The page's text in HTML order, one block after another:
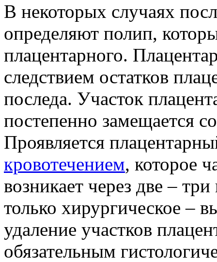
В некоторых случаях
определяют полип,
плацентарного.
следствием остатков
последа. Участок
постепенно замещается
Проявляется
кровотечением, которое
возникает через две –
только хирургическое –
удаление участков
обязательным